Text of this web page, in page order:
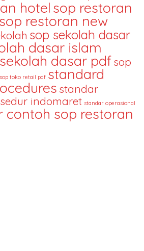
hotel sop restoran
sop restoran new
sop sekolah dasar
dasar islam
dasar pdfsop
sop toko retail pdf standard
standar
indomaret standar operasional
contoh sop restoran